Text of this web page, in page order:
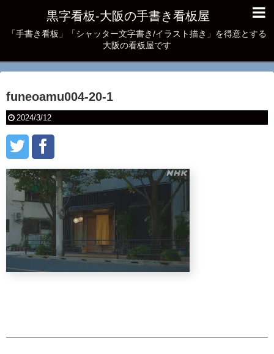
黒字看板‐大阪の手書き看板屋
「手書き看板」「シャッター文字書き/イラスト描き」を得意とする
大阪の看板屋です
funeoamu004-20-1
2024/3/12